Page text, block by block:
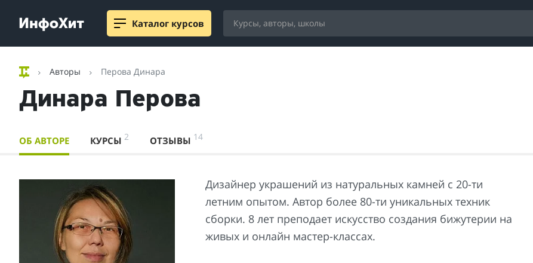
Каталог курсов
Авторы Перова Динара
Динара Перова
ОБ АВТОРЕ КУРСЫ2 ОТЗЫВЫ 14
Дизайнер украшений из натуральных камней с 20-ти
летним опытом. Автор более 80-ти уникальных техник
сборки. 8 лет преподает искусство создания бижутерии на
живых и онлайн мастер-классах.